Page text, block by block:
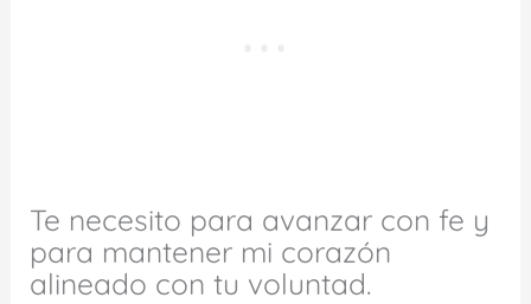
Te necesito para avanzar con fe y
para mantener mi corazón
alineado con tu voluntad.